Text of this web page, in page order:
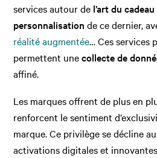
services autour de l’art du
personnalisation de ce dernier,
réalité augmentée… Ces services
permettent unecollecte de
affiné.
Les marques offrent de plus en
renforcent le sentiment
marque. Ce privilège se décline
activations digitales et